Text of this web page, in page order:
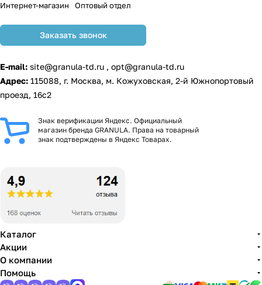
Интернет-магазин Оптовый отдел
Заказать звонок
E-mail: site@granula-td.ru , opt@granula-td.ru
Адрес: 115088, г. Москва, м. Кожуховская, 2-й Южнопортовый
проезд, 16с2
Знак верификации Яндекс. Официальный
магазин бренда GRANULA. Права на товарный
знак подтверждены в Яндекс Товарах.
Каталог
Акции
О компании
Помощь